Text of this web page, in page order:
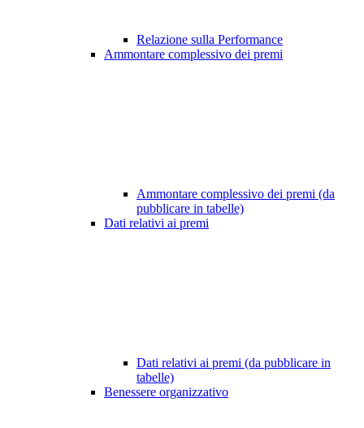
Relazione sulla Performance
Ammontare complessivo dei premi
Ammontare complessivo dei premi (da
pubblicare in tabelle)
Dati relativi ai premi
Dati relativi ai premi (da pubblicare in
tabelle)
Benessere organizzativo